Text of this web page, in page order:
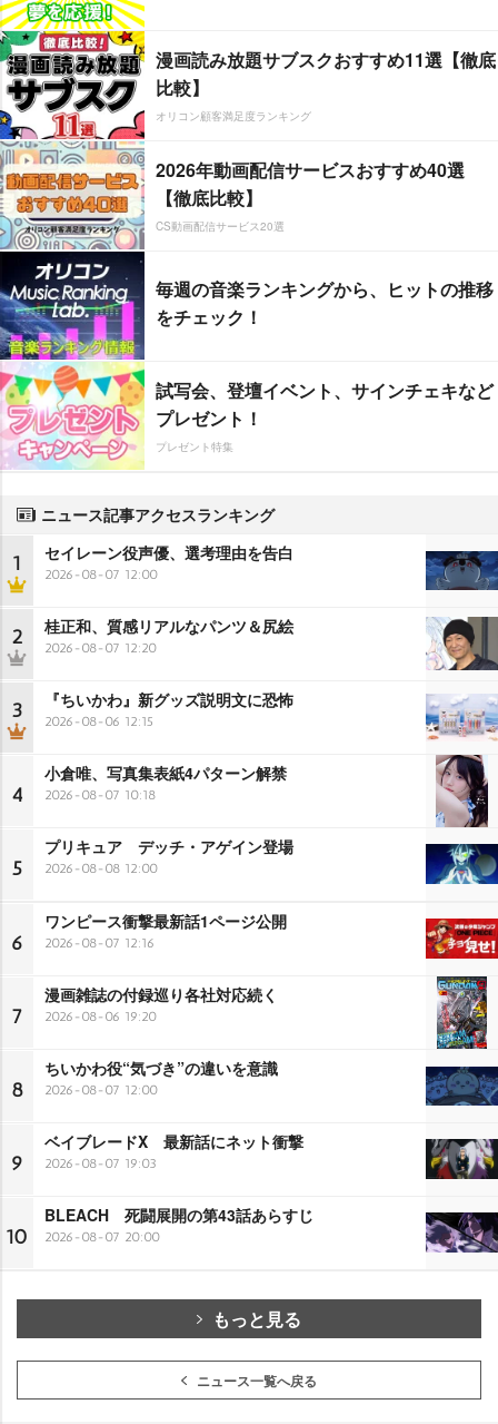
漫画読み放題サブスクおすすめ11選【徹底
比較】
オリコン顧客満足度ランキング
2026年動画配信サービスおすすめ40選
【徹底比較】
CS動画配信サービス20選
毎週の音楽ランキングから、ヒットの推移
をチェック！
試写会、登壇イベント、サインチェキなど
プレゼント！
プレゼント特集
ニュース記事アクセスランキング
1 セイレーン役声優、選考理由を告白
2026-08-07 12:00
2 桂正和、質感リアルなパンツ＆尻絵
2026-08-07 12:20
3 『ちいかわ』新グッズ説明文に恐怖
2026-08-06 12:15
4
小倉唯、写真集表紙4パターン解禁
2026-08-07 10:18
5
プリキュア デッチ・アゲイン登場
2026-08-08 12:00
6
ワンピース衝撃最新話1ページ公開
2026-08-07 12:16
7
漫画雑誌の付録巡り各社対応続く
2026-08-06 19:20
8
ちいかわ役“気づき”の違いを意識
2026-08-07 12:00
9
ベイブレードX 最新話にネット衝撃
2026-08-07 19:03
10
BLEACH 死闘展開の第43話あらすじ
2026-08-07 20:00
もっと見る
ニュース一覧へ戻る